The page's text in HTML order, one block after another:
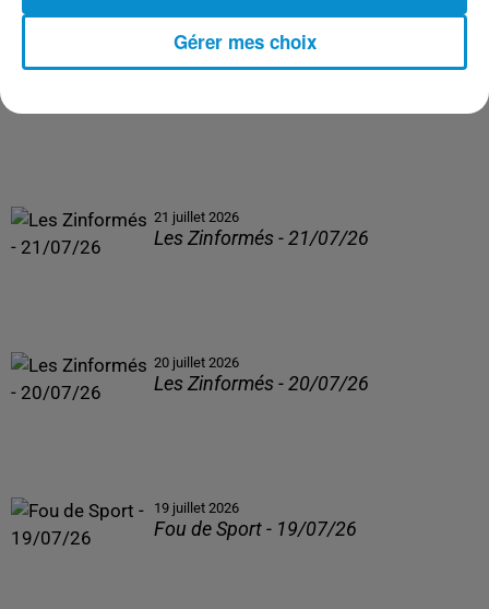
22 juillet 2026
21 juillet 2026
Les Zinformés - 21/07/26
20 juillet 2026
Les Zinformés - 20/07/26
19 juillet 2026
Fou de Sport - 19/07/26
Gérer mes choix